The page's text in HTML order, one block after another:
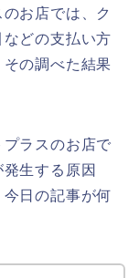
お店では、ク
どの支払い方
の調べた結果
ラスのお店で
生する原因
日の記事が何